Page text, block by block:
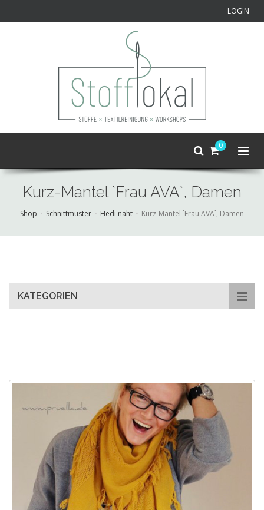
LOGIN
0
Kurz-Mantel `Frau AVA`, Damen
Shop Schnittmuster Hedi näht Kurz-Mantel `Frau AVA`, Damen
KATEGORIEN